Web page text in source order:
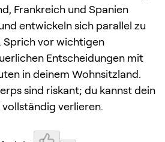
Frankreich und Spanien
entwickeln sich parallel zu
Sprich vor wichtigen
Entscheidungen mit
in deinem Wohnsitzland.
sind riskant; du kannst dein
verlieren.